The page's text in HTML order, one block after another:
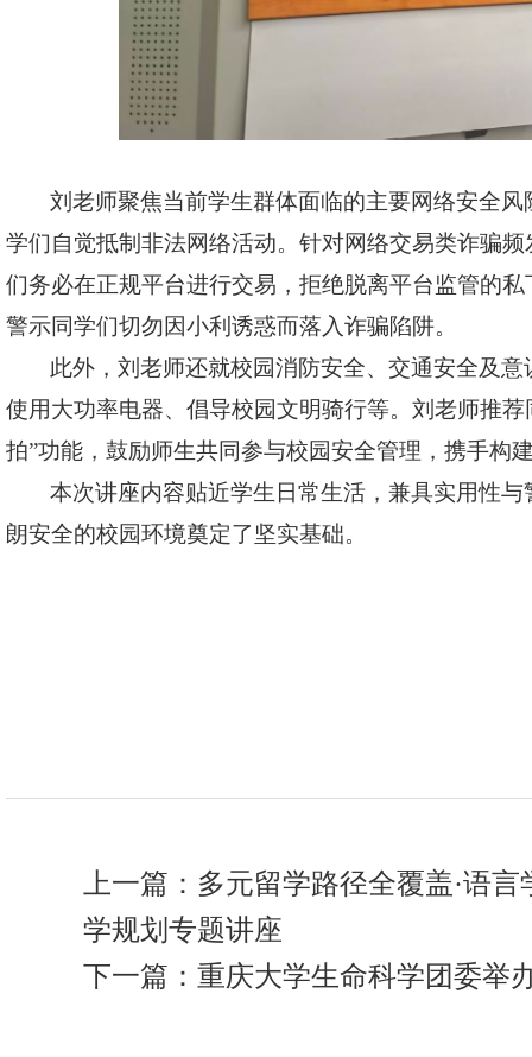
刘老师聚焦当前学生群体面临的主要网络安全
学们自觉抵制非法网络活动。针对网络交易类诈骗
们务必在正规平台进行交易，拒绝脱离平台监管的
警示同学们切勿因小利诱惑而落入诈骗陷阱。
此外，刘老师还就校园消防安全、交通安全及
使用大功率电器、倡导校园文明骑行等。刘老师推荐
拍”功能，鼓励师生共同参与校园安全管理，携手构
本次讲座内容贴近学生日常生活，兼具实用性
朗安全的校园环境奠定了坚实基础。
上一篇： 多元留学路径全覆盖·语
学规划专题讲座
下一篇：重庆大学生命科学团委举